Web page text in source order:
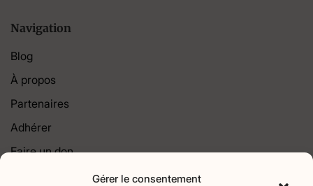
Gérer le consentement
Navigation
Blog
À propos
Partenaires
Adhérer
Faire un don